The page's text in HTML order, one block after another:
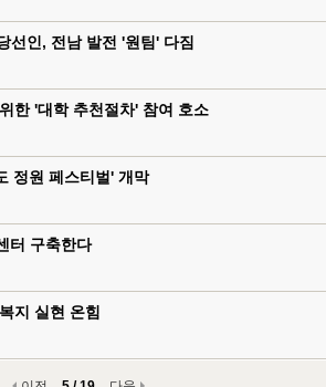
선인, 전남 발전 '원팀' 다짐
한 '대학 추천절차' 참여 호소
정원 페스티벌' 개막
터 구축한다
지 실현 온힘